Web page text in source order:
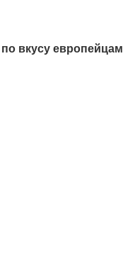
вкусу европейцам